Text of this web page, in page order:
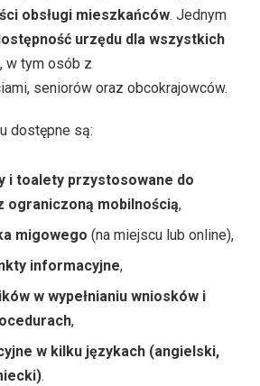
obsługi mieszkańców. Jednym
urzędu dla wszystkich
, w tym osób z
seniorów oraz obcokrajowców.
dostępne są:
i toalety przystosowane do
ograniczoną mobilnością,
migowego (na miejscu lub online),
informacyjne,
w wypełnianiu wniosków i
,
w kilku językach (angielski,
.